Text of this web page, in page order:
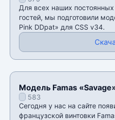
Для всех наших постоянных
гостей, мы подготовили
Pink DDpat» для CSS v34.
Модель Famas
583
Сегодня у нас на сайте
французской винтовки